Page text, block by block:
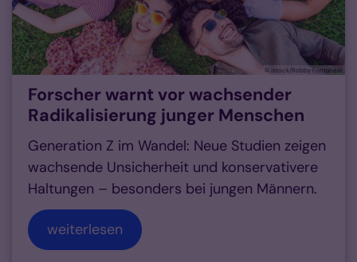
© istock/Robby Fontanesi
Forscher warnt vor wachsender
Radikalisierung junger Menschen
Generation Z im Wandel: Neue Studien zeigen
wachsende Unsicherheit und konservativere
Haltungen – besonders bei jungen Männern.
weiterlesen